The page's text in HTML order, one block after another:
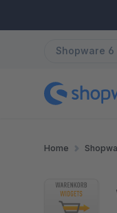
Shopware 6
Home